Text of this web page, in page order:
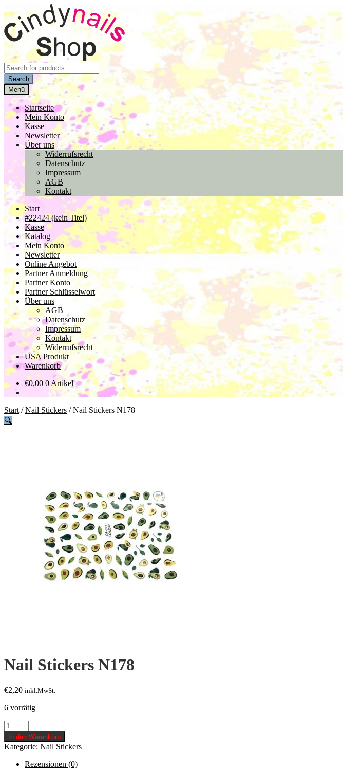
Navigation
springen
Inhalt
springen
Products
search
Search
Menü
Startseite
Mein Konto
Kasse
Newsletter
Über uns
Widerrufsrecht
Datenschutz
Impressum
AGB
Kontakt
Start
#22424 (kein Titel)
Kasse
Katalog
Mein Konto
Newsletter
Online Angebot
Partner Anmeldung
Partner Konto
Partner Schlüsselwort
Über uns
AGB
Datenschutz
Impressum
Kontakt
Widerrufsrecht
USA Produkt
Warenkorb
€0,00 0 Artikel
Start /Nail Stickers /Nail Stickers N178
🔍
Nail Stickers N178
€2,20 inkl.MwSt.
6 vorrätig
Nail
Stickers
N178
Menge
In den Warenkorb
Kategorie: Nail Stickers
Rezensionen (0)